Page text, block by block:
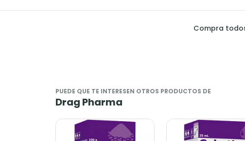
Compra
PUEDE QUE TE INTERESEN OTROS PRODUCTOS DE
Drag Pharma